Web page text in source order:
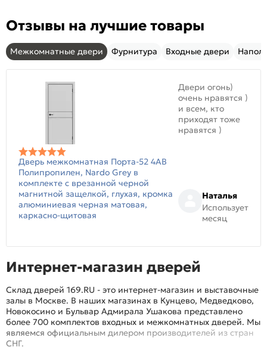
Отзывы на лучшие товары
Межкомнатные двери Фурнитура Входные двери
Дверь межкомнатная Порта-52 4AB
Полипропилен, Nardo Grey в
комплекте с врезанной черной
магнитной защелкой, глухая, кромка
алюминиевая черная матовая,
каркасно-щитовая
Двери огонь)
очень нравятся )
и всем, кто
приходят тоже
нравятся )
Наталья
Использует
месяц
Интернет-магазин дверей
Склад дверей 169.RU - это интернет-магазин и выставочные
залы в Москве. В наших магазинах в Кунцево, Медведково,
Новокосино и Бульвар Адмирала Ушакова представлено
более 700 комплектов входных и межкомнатных дверей. Мы
являемся официальным дилером производителей из стран
СНГ.